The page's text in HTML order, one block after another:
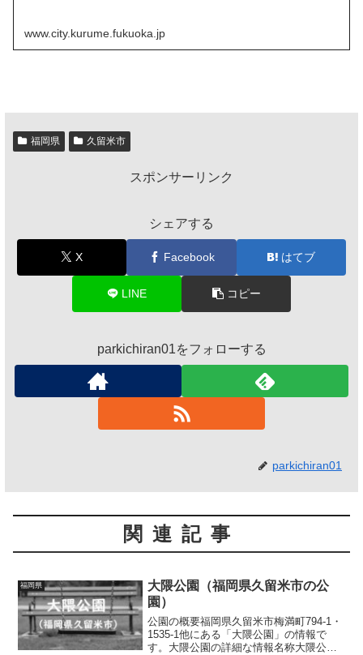
www.city.kurume.fukuoka.jp
福岡県 久留米市
スポンサーリンク
シェアする
X Facebook はてブ
LINE コピー
parkichiran01をフォローする
parkichiran01
関連記事
福岡県
大隈公園（福岡県久留米市の公
園）
公園の概要福岡県久留米市梅満町794-1・
1535-1他にある「大隈公園」の情報で
す。大隈公園の詳細な情報名称大隈公園